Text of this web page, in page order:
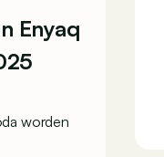
Enyaq
worden